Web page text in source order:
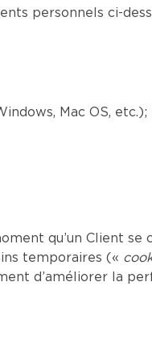
personnels ci-
Mac OS, etc.);
qu’un Client se
temporaires («
d’améliorer la